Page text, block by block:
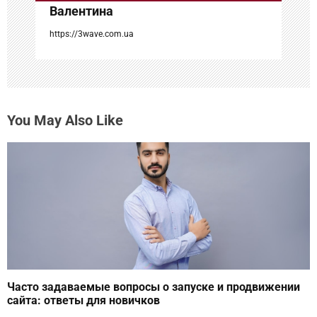
с
я
м
Валентина
https://3wave.com.ua
You May Also Like
Часто задаваемые вопросы о запуске и продвижении
сайта: ответы для новичков